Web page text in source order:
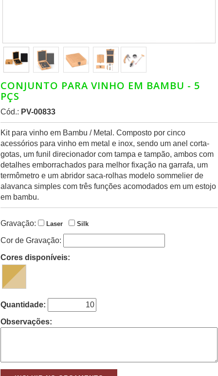
CONJUNTO PARA VINHO EM BAMBU - 5
PÇS
Cód.: PV-00833
Kit para vinho em Bambu / Metal. Composto por cinco
acessórios para vinho em metal e inox, sendo um anel corta-
gotas, um funil direcionador com tampa e tampão, ambos com
detalhes emborrachados para melhor fixação na garrafa, um
termômetro e um abridor saca-rolhas modelo sommelier de
alavanca simples com três funções acomodados em um estojo
em bambu.
Gravação: Laser Silk
Cor de Gravação:
Cores disponíveis:
Quantidade:
Observações: